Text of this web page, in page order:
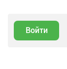
Войти